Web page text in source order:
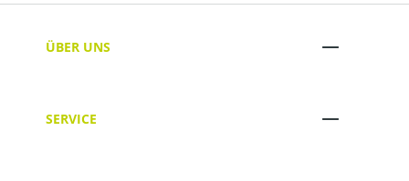
ÜBER UNS
SERVICE